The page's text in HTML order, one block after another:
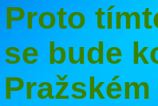
Proto
se bude